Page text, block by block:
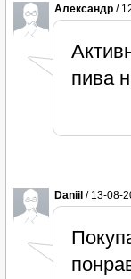
Александр /
пива
Daniil / 13-08-